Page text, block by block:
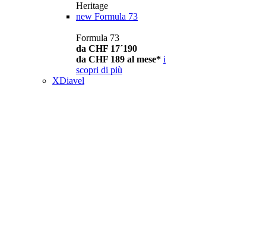
Heritage
new Formula 73
Formula 73
da CHF 17´190
da CHF 189 al mese* i
scopri di più
XDiavel